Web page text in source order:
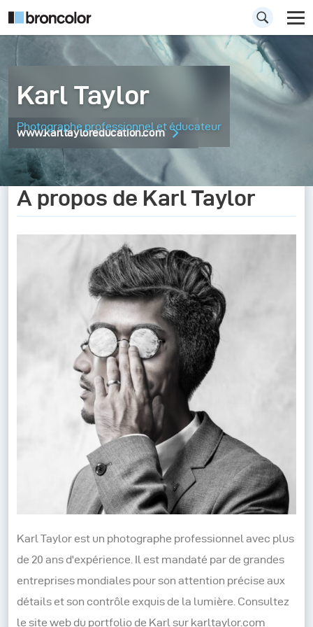
Karl Taylor
Photographe professionnel et éducateur
www.karltayloreducation.com
A propos de Karl Taylor
Karl Taylor est un photographe professionnel avec plus
de 20 ans d'expérience. Il est mandaté par de grandes
entreprises mondiales pour son attention précise aux
détails et son contrôle exquis de la lumière. Consultez
le site web du portfolio de Karl sur karltaylor.com